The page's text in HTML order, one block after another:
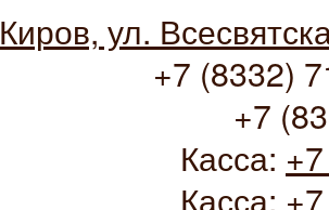
Киров, ул.
+7 (8332)
+7
Касса:
Касса: